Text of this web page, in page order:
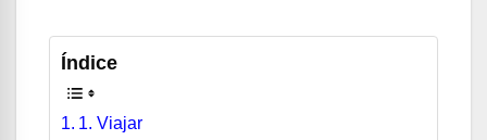
Índice
1. Viajar